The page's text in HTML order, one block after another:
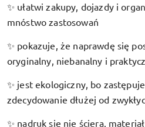
✨ ułatwi zakupy, dojazdy i
mnóstwo zastosowań
✨ pokazuje, że naprawdę się
oryginalny, niebanalny i
✨ jest ekologiczny, bo
zdecydowanie dłużej od
✨ nadruk się nie ściera,